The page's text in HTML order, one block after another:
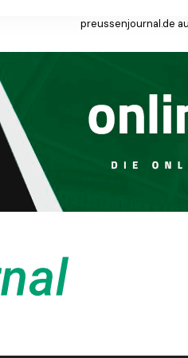
preussenjournal.de